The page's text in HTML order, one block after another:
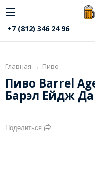
+7 (812) 346 24 96
Главная → Пиво
Пиво Barrel
Барэл Ейдж
Поделиться